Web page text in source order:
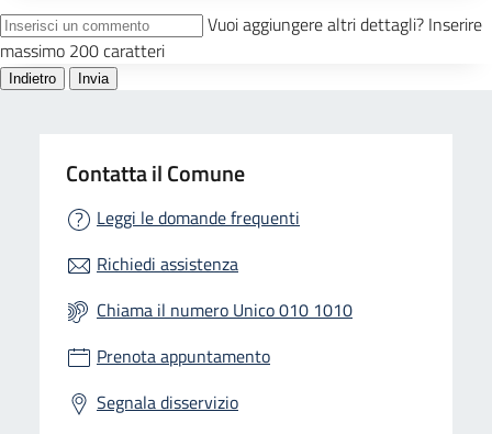
Contatta il Comune
Leggi le domande frequenti
Richiedi assistenza
Chiama il numero Unico 010 1010
Prenota appuntamento
Segnala disservizio